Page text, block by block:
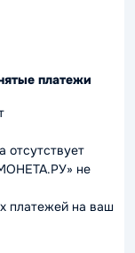
платежи
отсутствует
не
платежей на ваш